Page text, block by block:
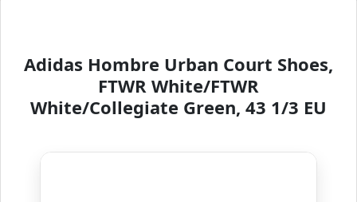
Adidas Hombre Urban Court Shoes,
FTWR White/FTWR
White/Collegiate Green, 43 1/3 EU